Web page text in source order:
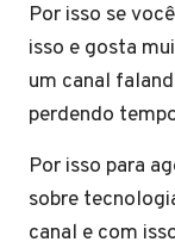
Por isso se
isso e gosta
um canal
perdendo
Por isso para
sobre
canal e com